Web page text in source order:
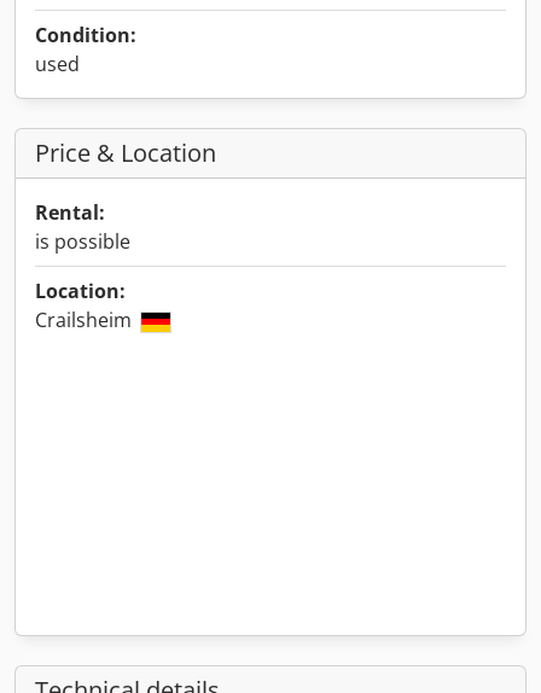
Condition:
used
Price & Location
Rental:
is possible
Location:
Crailsheim